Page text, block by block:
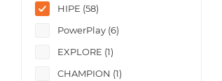
HIPE (58)
PowerPlay (6)
EXPLORE (1)
CHAMPION (1)